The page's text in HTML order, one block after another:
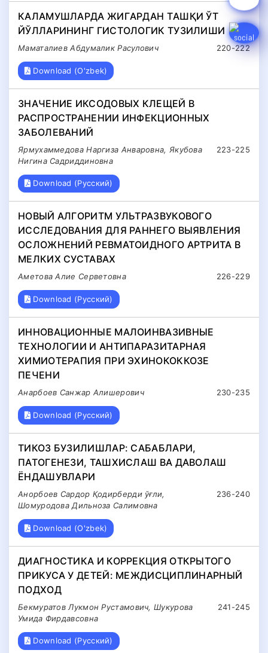
КAЛAМУШЛAРДA ЖИГAРДAН ТAШҚИ ЎТ
ЙЎЛЛAРИНИНГ ГИСТОЛОГИК ТУЗИЛИШИ
220-222
Маматалиев Aбдумалик Расулович
Download (O'zbek)
ЗНАЧЕНИЕ ИКСОДОВЫХ КЛЕЩЕЙ В
РАСПРОСТРАНЕНИИ ИНФЕКЦИОННЫХ
ЗАБОЛЕВАНИЙ
223-225
Ярмухаммедова Наргиза Анваровна, Якубова
Нигина Садриддиновна
Download (Русский)
НОВЫЙ АЛГОРИТМ УЛЬТРАЗВУКОВОГО
ИССЛЕДОВАНИЯ ДЛЯ РАННЕГО ВЫЯВЛЕНИЯ
ОСЛОЖНЕНИЙ РЕВМАТОИДНОГО АРТРИТА В
МЕЛКИХ СУСТАВАХ
226-229
Аметова Алие Серветовна
Download (Русский)
ИННОВАЦИОННЫЕ МАЛОИНВАЗИВНЫЕ
ТЕХНОЛОГИИ И АНТИПАРАЗИТАРНАЯ
ХИМИОТЕРАПИЯ ПРИ ЭХИНОКОККОЗЕ
ПЕЧЕНИ
230-235
Анарбоев Санжар Алишерович
Download (Русский)
ТИКОЗ БУЗИЛИШЛАР: САБАБЛАРИ,
ПАТОГЕНЕЗИ, ТАШХИСЛАШ ВА ДАВОЛАШ
ЁНДАШУВЛАРИ
236-240
Анорбоев Сардор Қодирберди ўғли,
Шомуродова Дильноза Салимовна
Download (O'zbek)
ДИАГНОСТИКА И КОРРЕКЦИЯ ОТКРЫТОГО
ПРИКУСА У ДЕТЕЙ: МЕЖДИСЦИПЛИНАРНЫЙ
ПОДХОД
241-245
Бекмуратов Лукмон Рустамович, Шукурова
Умида Фирдавсовна
Download (Русский)